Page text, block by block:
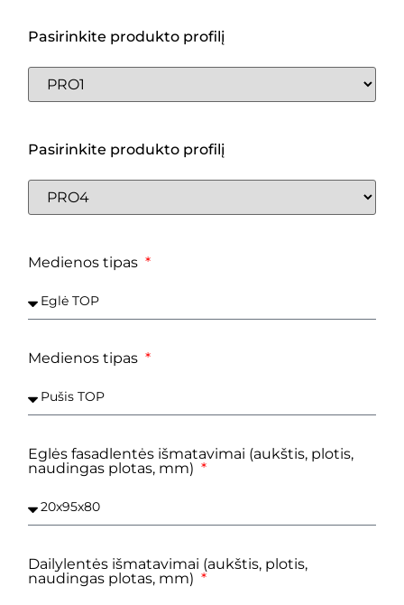
Pasirinkite produkto profilį
Pasirinkite produkto profilį
Medienos tipas
Medienos tipas
Eglės fasadlentės išmatavimai (aukštis, plotis,
naudingas plotas, mm)
Dailylentės išmatavimai (aukštis, plotis,
naudingas plotas, mm)